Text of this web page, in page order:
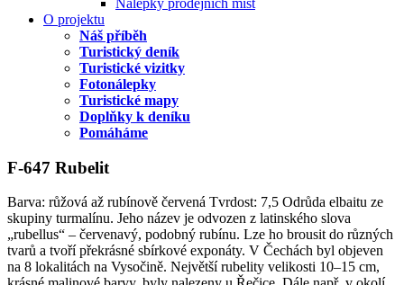
Nálepky prodejních míst
O projektu
Náš příběh
Turistický deník
Turistické vizitky
Fotonálepky
Turistické mapy
Doplňky k deníku
Pomáháme
F-647 Rubelit
Barva: růžová až rubínově červená Tvrdost: 7,5 Odrůda elbaitu ze
skupiny turmalínu. Jeho název je odvozen z latinského slova
„rubellus“ – červenavý, podobný rubínu. Lze ho brousit do různých
tvarů a tvoří překrásné sbírkové exponáty. V Čechách byl objeven
na 8 lokalitách na Vysočině. Největší rubelity velikosti 10–15 cm,